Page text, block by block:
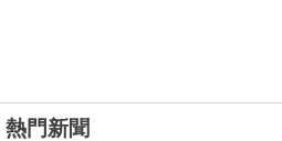
熱門新聞